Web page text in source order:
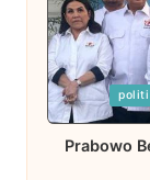
Posted
in
Prabowo